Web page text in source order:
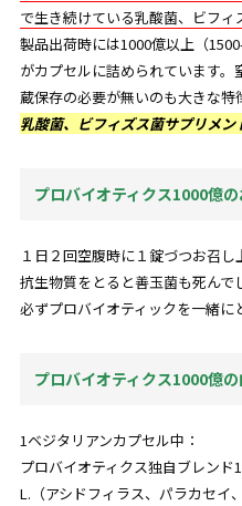
で生き続けている乳酸菌、ビフィ
製品出荷時には1000億以上（
がカプセルに詰められています
蔵保存の必要が無いのも大きな特
乳酸菌、ビフィズス菌サプリメン
プロバイオティクス1000億
１日２回空腹時に１錠づつお召し
抗生物質をとると善玉菌も死ん
必ずプロバイオティックを一緒に
プロバイオティクス1000億
1ベジタリアンカプセル中：
プロバイオティクス独自ブレンド
L.（アシドフィラス、パラカセイ